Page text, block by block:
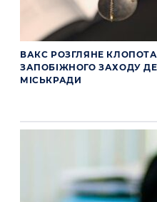
ВАКС РОЗГЛЯНЕ
ЗАПОБІЖНОГО ЗАХОДУ
МІСЬКРАДИ